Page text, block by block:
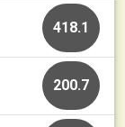
418.1
200.7